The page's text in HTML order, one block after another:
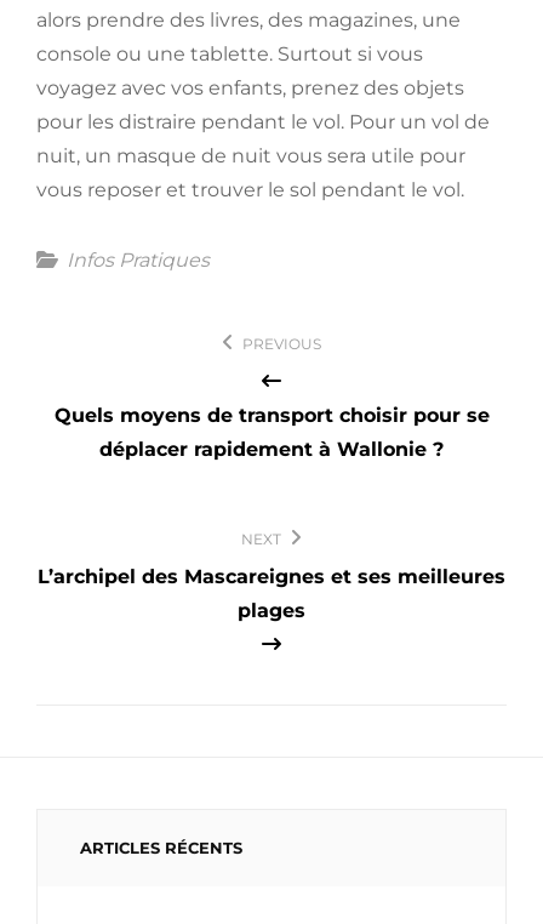
alors prendre des livres, des magazines, une
console ou une tablette. Surtout si vous
voyagez avec vos enfants, prenez des objets
pour les distraire pendant le vol. Pour un vol de
nuit, un masque de nuit vous sera utile pour
vous reposer et trouver le sol pendant le vol.
Categories
Infos Pratiques
l’article
PREVIOUS
Quels moyens de transport choisir pour se
déplacer rapidement à Wallonie ?
NEXT
L’archipel des Mascareignes et ses meilleures
plages
ARTICLES RÉCENTS